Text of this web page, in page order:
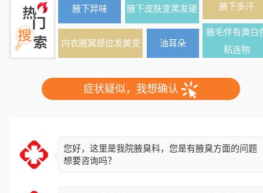
腋下异味 腋下皮肤变黑发硬 腋下多汗
内衣腋窝部位发黄变 油耳朵
腋毛伴有黄白
粘连物
症状疑似，我想确认
您好，这里是我院腋臭科，您是有腋臭方面的问题
想要咨询吗？